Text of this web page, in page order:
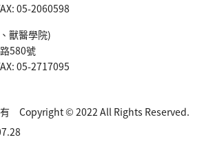
05-2060598
獸醫學院)
580號
05-2717095
Copyright © 2022 All Rights Reserved.